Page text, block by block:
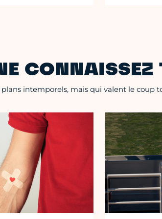
CONNAISSEZ
plans intemporels, mais qui valent le coup